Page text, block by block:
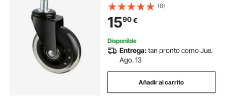
de Servicio Pesado de 76,2 mm
para Pisos de Madera y Alfombras
Carga de 59 kg Ajuste Universal
(8)
1590€
Disponible
Entrega:tan pronto como Jue.
Ago. 13
Añadir al carrito